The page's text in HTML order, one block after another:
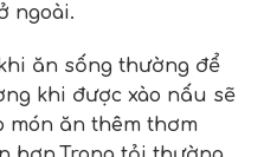
ngoài.
ăn sống thường để
khi được xào nấu sẽ
món ăn thêm thơm